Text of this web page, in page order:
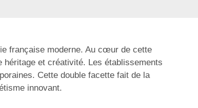
française moderne. Au cœur de cette
héritage et créativité. Les établissements
Cette double facette fait de la
innovant.